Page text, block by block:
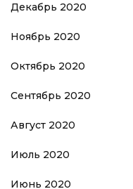
Декабрь 2020
Ноябрь 2020
Октябрь 2020
Сентябрь 2020
Август 2020
Июль 2020
Июнь 2020